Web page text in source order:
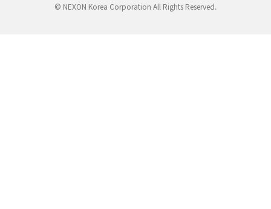
© NEXON Korea Corporation All Rights Reserved.